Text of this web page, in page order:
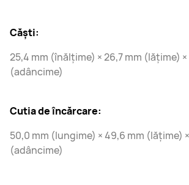
Căști:
25,4 mm (înălțime) × 26,7 mm (lățime) ×
(adâncime)
Cutia de încărcare:
50,0 mm (lungime) × 49,6 mm (lățime)
(adâncime)